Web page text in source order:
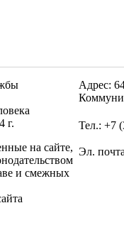
г.
на сайте,
и смежных
Адрес:
Тел.: +7
Эл.